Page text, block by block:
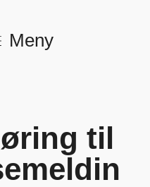
Meny
til